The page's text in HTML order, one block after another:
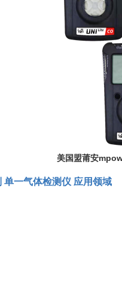
美国盟莆安
一气体检测仪 应用领域